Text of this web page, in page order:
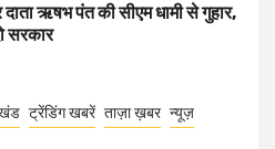
ऋषभ पंत की सीएम धामी से गुहार,
सरकार
ट्रेंडिंग खबरें ताज़ा ख़बर न्यूज़